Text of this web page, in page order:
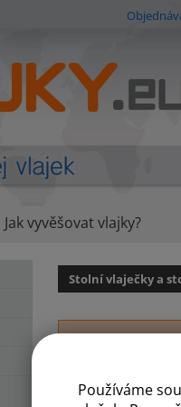
Používáme
Jak vyvěšovat vlajky?
Stolní vlaječky a
Česká